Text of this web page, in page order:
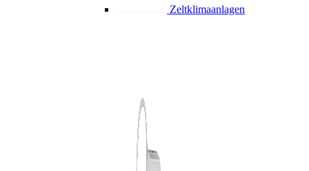
Zeltklimaanlagen